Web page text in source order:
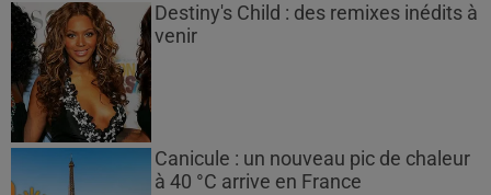
Destiny's Child : des remixes inédits à
venir
Canicule : un nouveau pic de chaleur
à 40 °C arrive en France